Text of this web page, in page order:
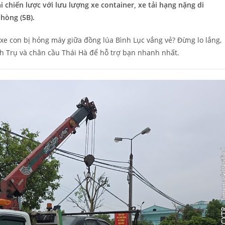
chiến lược với lưu lượng xe container, xe tải hạng nặng di
(5B).
con bị hỏng máy giữa đồng lúa Bình Lục vắng vẻ? Đừng lo lắng,
và chân cầu Thái Hà để hỗ trợ bạn nhanh nhất.